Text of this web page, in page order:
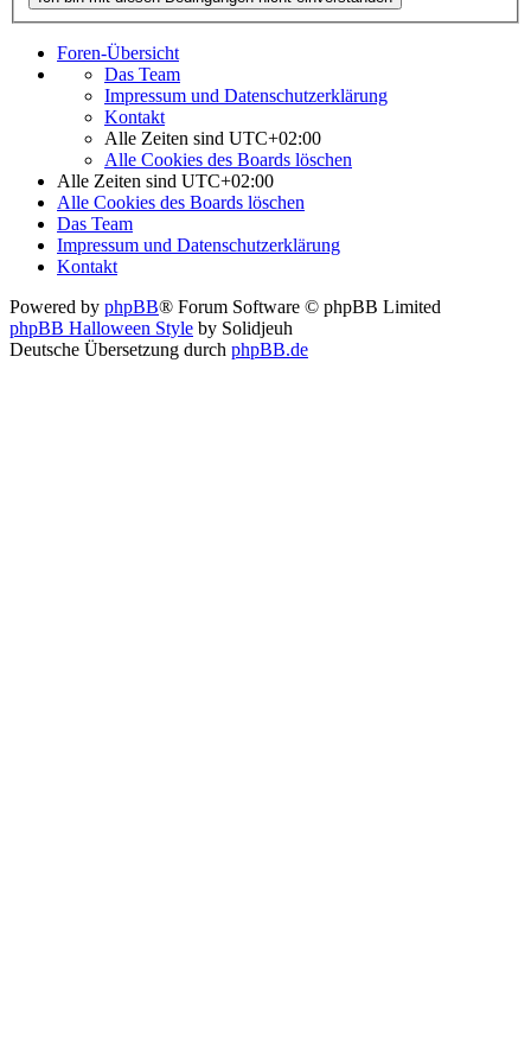
Foren-Übersicht
Das Team
Impressum und Datenschutzerklärung
Kontakt
Alle Zeiten sind UTC+02:00
Alle Cookies des Boards löschen
Alle Zeiten sind UTC+02:00
Alle Cookies des Boards löschen
Das Team
Impressum und Datenschutzerklärung
Kontakt
Powered by phpBB® Forum Software © phpBB Limited
phpBB Halloween Style by Solidjeuh
Deutsche Übersetzung durch phpBB.de